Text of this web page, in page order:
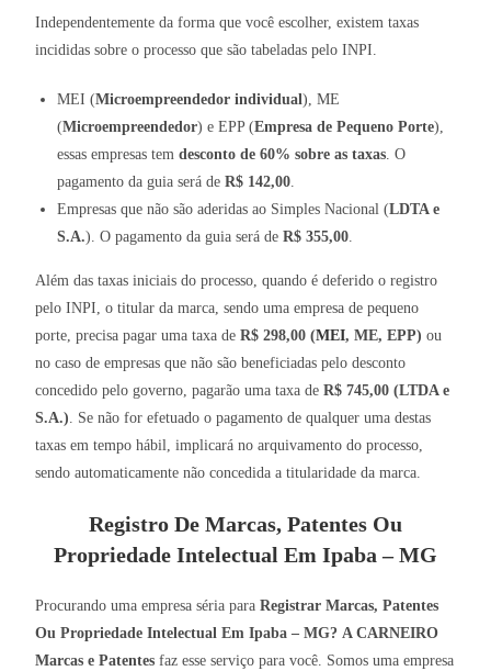
Independentemente da forma que você escolher, existem taxas
incididas sobre o processo que são tabeladas pelo INPI.
MEI (Microempreendedor individual), ME
(Microempreendedor) e EPP (Empresa de Pequeno Porte),
essas empresas temdesconto de 60% sobre as taxas. O
pagamento da guia será deR$ 142,00.
Empresas que não são aderidas ao Simples Nacional (LDTA e
S.A.). O pagamento da guia será deR$ 355,00.
Além das taxas iniciais do processo, quando é deferido o registro
pelo INPI, o titular da marca, sendo uma empresa de pequeno
porte, precisa pagar uma taxa deR$ 298,00 (MEI, ME, EPP) ou
no caso de empresas que não são beneficiadas pelo desconto
concedido pelo governo, pagarão uma taxa deR$ 745,00 (LTDA e
S.A.). Se não for efetuado o pagamento de qualquer uma destas
taxas em tempo hábil, implicará no arquivamento do processo,
sendo automaticamente não concedida a titularidade da marca.
Registro De Marcas, Patentes Ou
Propriedade Intelectual Em Ipaba – MG
Procurando uma empresa séria paraRegistrar Marcas, Patentes
Ou Propriedade Intelectual Em Ipaba – MG? A CARNEIRO
Marcas e Patentes faz esse serviço para você. Somos uma empresa